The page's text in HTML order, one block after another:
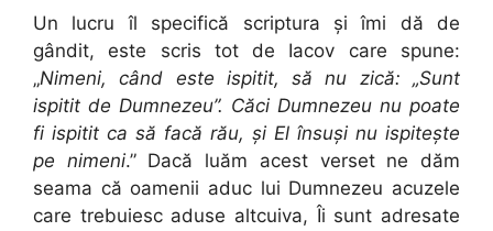
Un lucru îl specifică scriptura şi îmi dă de
gândit, este scris tot de Iacov care spune:
„Nimeni, când este ispitit, să nu zică: „Sunt
ispitit de Dumnezeu”. Căci Dumnezeu nu poate
fi ispitit ca să facă rău, şi El însuşi nu ispiteşte
pe nimeni.” Dacă luăm acest verset ne dăm
seama că oamenii aduc lui Dumnezeu acuzele
care trebuiesc aduse altcuiva, Îi sunt adresate